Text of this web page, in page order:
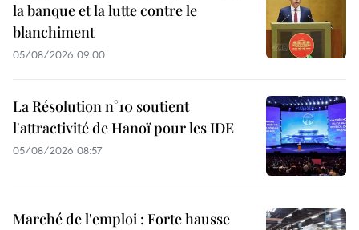
la banque et la lutte contre le
blanchiment
05/08/2026 09:00
La Résolution n°10 soutient
l'attractivité de Hanoï pour les IDE
05/08/2026 08:57
Marché de l'emploi : Forte hausse